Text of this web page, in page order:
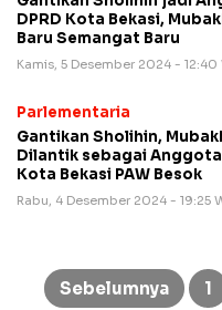
DPRD Kota Bekasi,
Baru Semangat Baru
Kamis, 5 Desember 2024 - 12:40
Parlementaria
Gantikan Sholihin,
Dilantik sebagai Anggota
Kota Bekasi PAW Besok
Rabu, 4 Desember 2024 - 19:25
Paginasi
pos
Sebelumnya 1